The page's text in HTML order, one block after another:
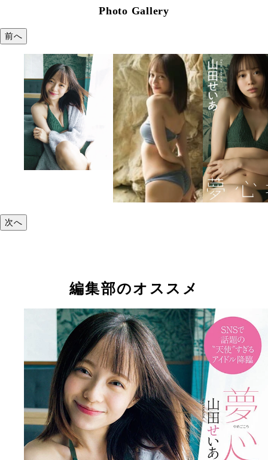
Photo Gallery
前へ
次へ
編集部のオススメ